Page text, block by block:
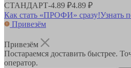
СТАНДАРТ-4.89 ₽4.89 ₽
Как стать «ПРОФИ» сразу!Узнать
Привезём
Привезём
Постараемся доставить быстрее.
оператор.